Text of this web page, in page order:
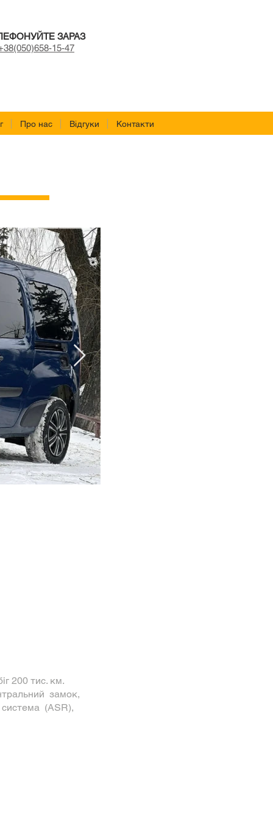
ЗАРАЗ
15-47
Про нас Відгуки Контакти
200 тис. км.
замок,
система (ASR),